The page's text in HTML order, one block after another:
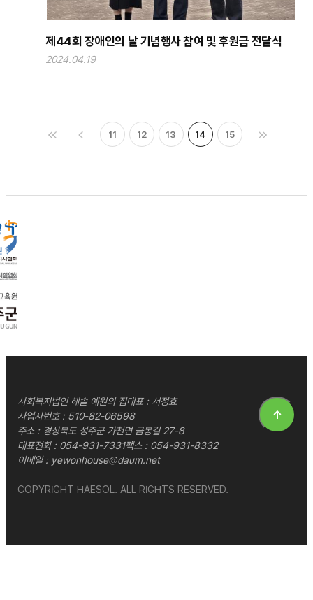
제44회 장애인의 날 기념행사 참여 및 후원금 전달식
2024.04.19
11 12 13 14 15
사회복지법인 해솔 예원의 집대표 : 서정효
사업자번호 : 510-82-06598
주소 : 경상북도 성주군 가천면 금봉길 27-8
대표전화 : 054-931-7331팩스 : 054-931-8332
이메일 : yewonhouse@daum.net
COPYRIGHT HAESOL. ALL RIGHTS RESERVED.
↑